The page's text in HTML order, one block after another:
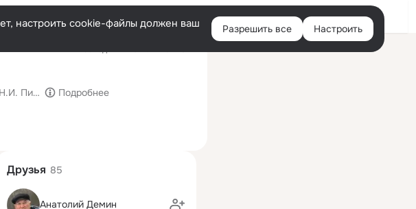
Войти
настроить cookie-файлы должен ваш
Разрешить все Настроить
Пирогова, Российский национальный исследовательский медицинский
Подробнее
Друзья 85
Анатолий Демин